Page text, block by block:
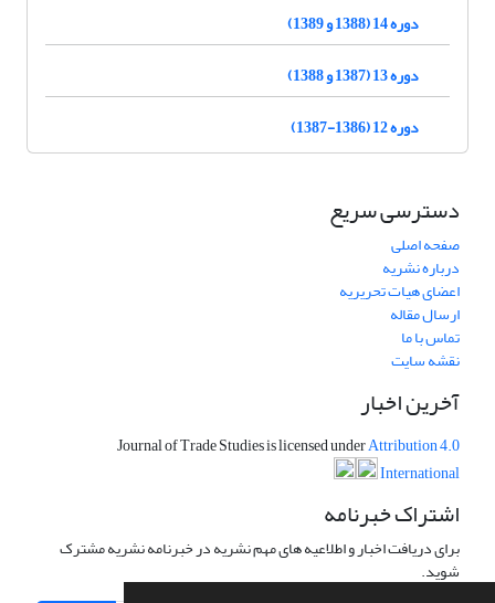
دوره 14 (1388 و 1389)
دوره 13 (1387 و 1388)
دوره 12 (1386-1387)
دسترسی سریع
صفحه اصلی
درباره نشریه
اعضای هیات تحریریه
ارسال مقاله
تماس با ما
نقشه سایت
آخرین اخبار
Journal of Trade Studies is licensed underAttribution 4.0
International
اشتراک خبرنامه
برای دریافت اخبار و اطلاعیه های مهم نشریه در خبرنامه نشریه مشترک
شوید.